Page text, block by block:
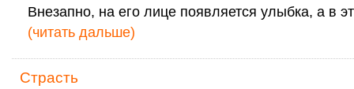
Внезапно, на его лице появляется улыбка, а в
(читать дальше)
Страсть